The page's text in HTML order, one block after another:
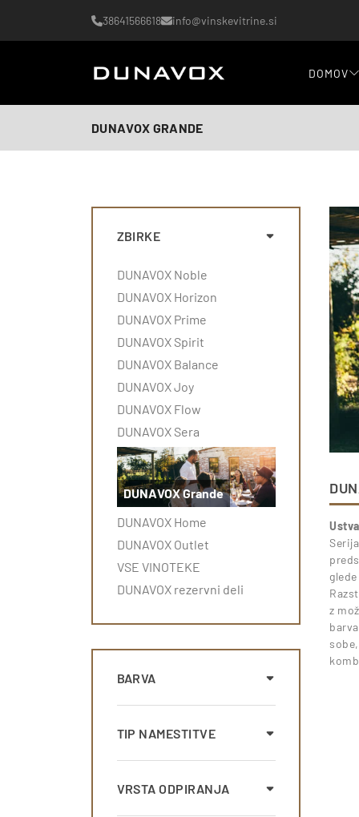
38641566618 info@vinskevitrine.si
DOMOV
DUNAVOX GRANDE
ZBIRKE
DUNAVOX Noble
DUNAVOX Horizon
DUNAVOX Prime
DUNAVOX Spirit
DUNAVOX Balance
DUNAVOX Joy
DUNAVOX Flow
DUNAVOX Sera
DUNAVOX Grande
DUNAVOX Home
DUNAVOX Outlet
VSE VINOTEKE
DUNAVOX rezervni deli
BARVA
TIP NAMESTITVE
VRSTA ODPIRANJA
z